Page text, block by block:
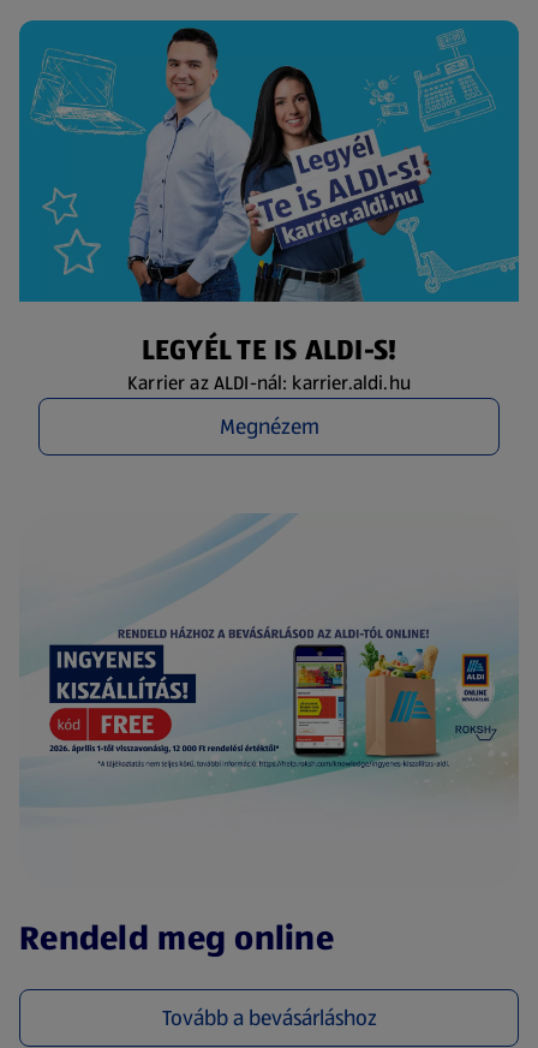
LEGYÉL TE IS ALDI-S!
Karrier az ALDI-nál: karrier.aldi.hu
Megnézem
Rendeld meg online
Tovább a bevásárláshoz
(új oldalon nyílik meg)